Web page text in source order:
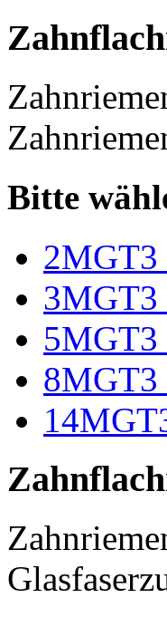
Bitte
2MGT3
3MGT3
5MGT3
8MGT3